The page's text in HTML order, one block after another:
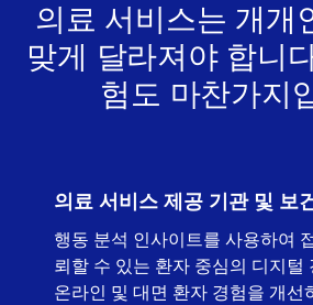
의료 서비스는 개개
맞게 달라져야 합니
험도 마찬가지
의료 서비스 제공 기관 및 보
행동 분석 인사이트를 사용하여
뢰할 수 있는 환자 중심의 디지털
온라인 및 대면 환자 경험을 개선